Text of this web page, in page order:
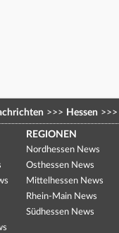
>>> Hessen >>>
REGIONEN
Nordhessen News
Osthessen News
Mittelhessen News
Rhein-Main News
Südhessen News